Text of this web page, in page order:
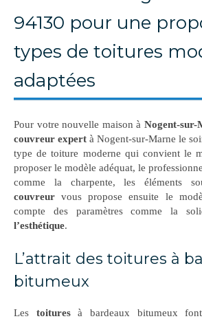
94130 pour une
types de toitures
adaptées
Pour votre nouvelle maison à Nogent-sur-
couvreur expert à Nogent-sur-Marne le
type de toiture moderne qui convient le
proposer le modèle adéquat, le
comme la charpente, les éléments
couvreur vous propose ensuite le
compte des paramètres comme la
l’esthétique.
L’attrait des toitures à
bitumeux
Les toituresà bardeaux bitumeux